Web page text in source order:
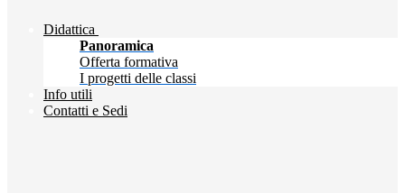
Didattica
Panoramica
Offerta formativa
I progetti delle classi
Info utili
Contatti e Sedi